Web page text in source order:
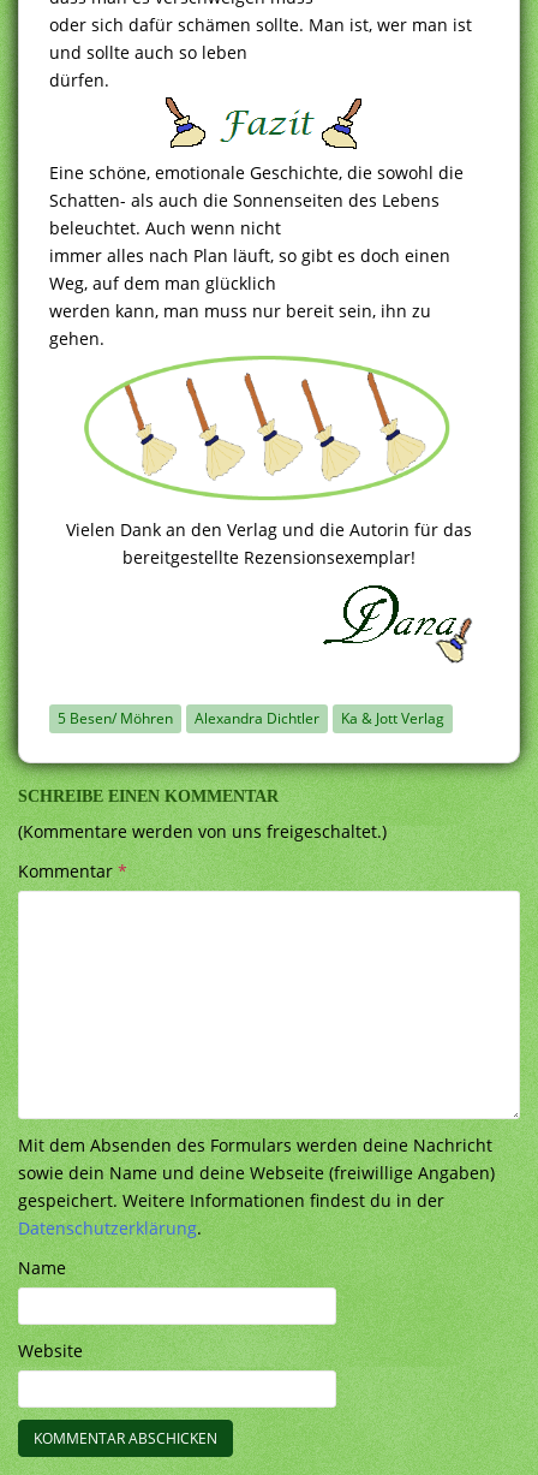
oder sich dafür schämen sollte. Man ist, wer man ist
und sollte auch so leben
dürfen.
Eine schöne, emotionale Geschichte, die sowohl die
Schatten- als auch die Sonnenseiten des Lebens
beleuchtet. Auch wenn nicht
immer alles nach Plan läuft, so gibt es doch einen
Weg, auf dem man glücklich
werden kann, man muss nur bereit sein, ihn zu
gehen.
Vielen Dank an den Verlag und die Autorin für das
bereitgestellte Rezensionsexemplar!
5 Besen/ Möhren Alexandra Dichtler Ka & Jott Verlag
SCHREIBE EINEN KOMMENTAR
(Kommentare werden von uns freigeschaltet.)
Kommentar*
Mit dem Absenden des Formulars werden deine Nachricht
sowie dein Name und deine Webseite (freiwillige Angaben)
gespeichert. Weitere Informationen findest du in der
Datenschutzerklärung.
Name
Website